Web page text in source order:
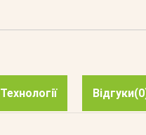
Технології Відгуки